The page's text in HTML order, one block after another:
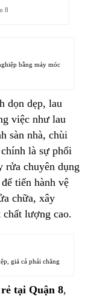
8
bằng máy móc
dọn dẹp, lau
việc như lau
sàn nhà, chùi
là sự phối
rửa chuyên dụng
tiến hành vệ
chữa, xây
lượng cao.
giá cả phải chăng
tại Quận 8,